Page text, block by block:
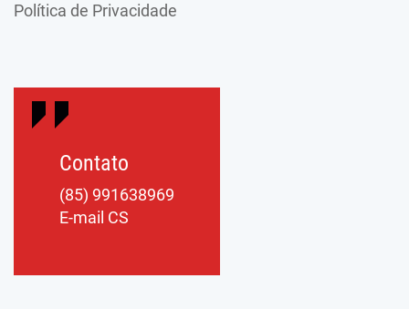
Política de Privacidade
Contato
(85) 991638969
E-mail CS